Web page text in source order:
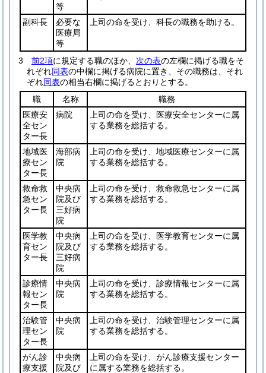
等
副科長
必要な
医療局
等
上司の命を受け、科長の職務を助ける。
3 前2項に規定する職のほか、 次の表の左欄に掲げる職をそ
れぞれ同表の中欄に掲げる病院に置き、その職務は、それ
ぞれ同表の相当右欄に掲げるとおりとする。
職
名称
職務
医療安
全セン
ター長
病院
上司の命を受け、医療安全センターに属
する業務を総括する。
地域医
療セン
ター長
海部病
院
上司の命を受け、地域医療センターに属
する業務を総括する。
救命救
急セン
ター長
中央病
院及び
三好病
院
上司の命を受け、救命救急センターに属
する業務を総括する。
医学教
育セン
ター長
中央病
院及び
三好病
院
上司の命を受け、医学教育センターに属
する業務を総括する。
診療情
報セン
ター長
中央病
院
上司の命を受け、診療情報センターに属
する業務を総括する。
治験管
理セン
ター長
中央病
院
上司の命を受け、治験管理センターに属
する業務を総括する。
がん診
療支援
中央病
院及び
上司の命を受け、がん診療支援センター
に属する業務を総括する。